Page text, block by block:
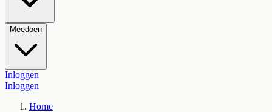
Meedoen
Inloggen
Inloggen
Home